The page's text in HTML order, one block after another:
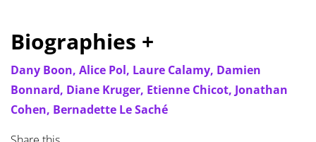
Biographies +
Dany Boon, Alice Pol, Laure Calamy, Damien
Bonnard, Diane Kruger, Etienne Chicot, Jonathan
Cohen, Bernadette Le Saché